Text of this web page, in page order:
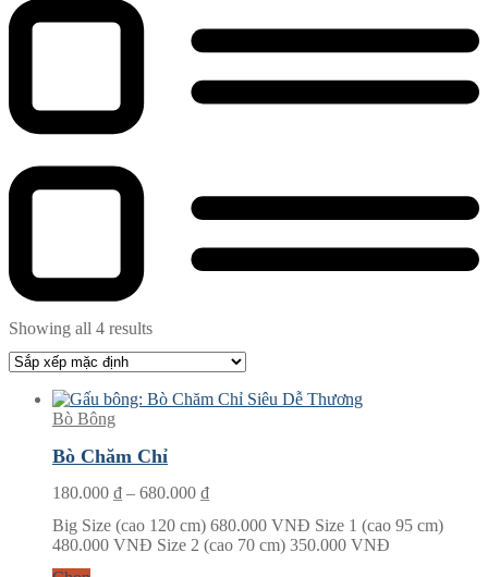
Showing all 4 results
Bò Bông
Bò Chăm Chỉ
180.000 ₫ – 680.000 ₫Khoảng
từ
180.000 ₫
Big Size (cao 120 cm) 680.000 VNĐ Size 1 (cao 95 cm)
480.000 VNĐ Size 2 (cao 70 cm) 350.000 VNĐ